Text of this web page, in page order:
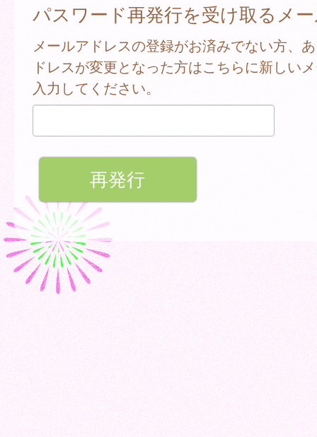
パスワード再発行を受け取るメ
メールアドレスの登録がお済みでない方、
ドレスが変更となった方はこちらに新しい
入力してください。